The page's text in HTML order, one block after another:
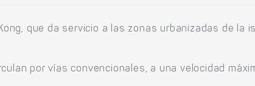
que da servicio a las zonas urbanizadas de la
por vías convencionales, a una velocidad